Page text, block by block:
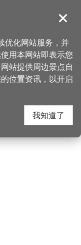
導覽
边店家
关闭
优化网站服务，并
用本网站即表示您
站提供周边景点自
位置资讯，以开启
我知道了